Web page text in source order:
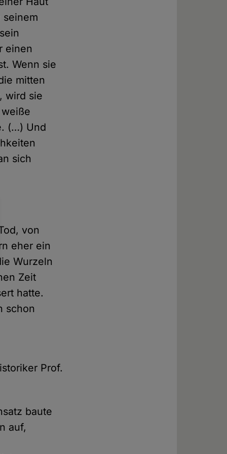
einen
Wenn sie
mitten
wird sie
(…) Und
sich
von
eher ein
Wurzeln
Zeit
hatte.
schon
Prof.
baute
auf,